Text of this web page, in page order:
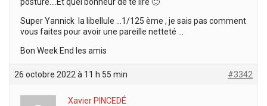
Super Yannick la libellule …1/125 ème , je sais pas comment
vous faites pour avoir une pareille netteté …
Bon Week End les amis
26 octobre 2022 à 11 h 55 min #3342
Xavier PINCEDÉ